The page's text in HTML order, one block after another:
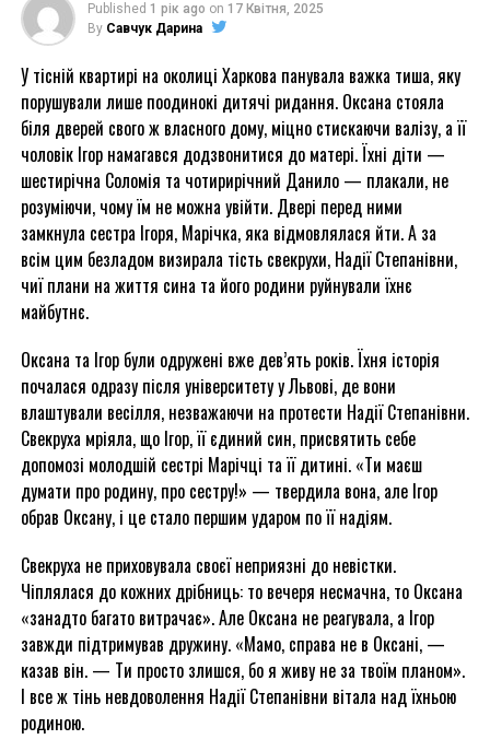
Published 1 рік ago on 17 Квітня, 2025
By Савчук Дарина
У тісній квартирі на околиці Харкова панувала важка тиша, яку
порушували лише поодинокі дитячі ридання. Оксана стояла
біля дверей свого ж власного дому, міцно стискаючи валізу, а її
чоловік Ігор намагався додзвонитися до матері. Їхні діти —
шестирічна Соломія та чотирирічний Данило — плакали, не
розуміючи, чому їм не можна увійти. Двері перед ними
замкнула сестра Ігоря, Марічка, яка відмовлялася йти. А за
всім цим безладом визирала тість свекрухи, Надії Степанівни,
чиї плани на життя сина та його родини руйнували їхнє
майбутнє.
Оксана та Ігор були одружені вже дев’ять років. Їхня історія
почалася одразу після університету у Львові, де вони
влаштували весілля, незважаючи на протести Надії Степанівни.
Свекруха мріяла, що Ігор, її єдиний син, присвятить себе
допомозі молодшій сестрі Марічці та її дитині. «Ти маєш
думати про родину, про сестру!» — твердила вона, але Ігор
обрав Оксану, і це стало першим ударом по її надіям.
Свекруха не приховувала своєї неприязні до невістки.
Чіплялася до кожних дрібниць: то вечеря несмачна, то Оксана
«занадто багато витрачає». Але Оксана не реагувала, а Ігор
завжди підтримував дружину. «Мамо, справа не в Оксані, —
казав він. — Ти просто злишся, бо я живу не за твоїм планом».
І все ж тінь невдоволення Надії Степанівни вітала над їхньою
родиною.